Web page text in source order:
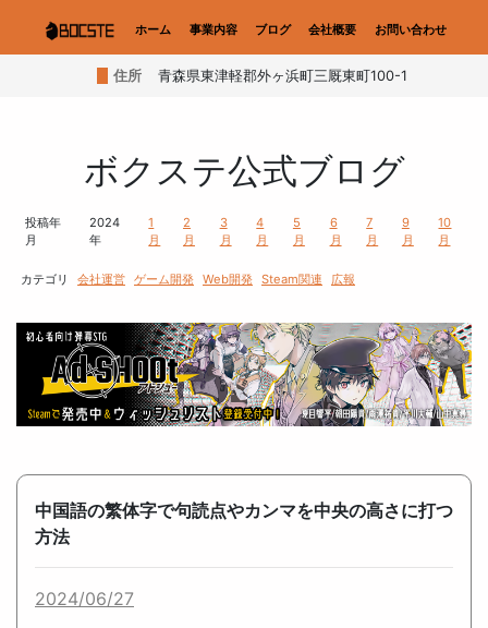
ホーム 事業内容 ブログ 会社概要 お問い合わせ
住所 青森県東津軽郡外ヶ浜町三厩東町100-1
ボクステ公式ブログ
投稿年
月
2024
年
1
月
2
月
3
月
4
月
5
月
6
月
7
月
9
月
10
月
カテゴリ 会社運営 ゲーム開発 Web開発 Steam関連 広報
中国語の繁体字で句読点やカンマを中央の高さに打つ
方法
2024/06/27